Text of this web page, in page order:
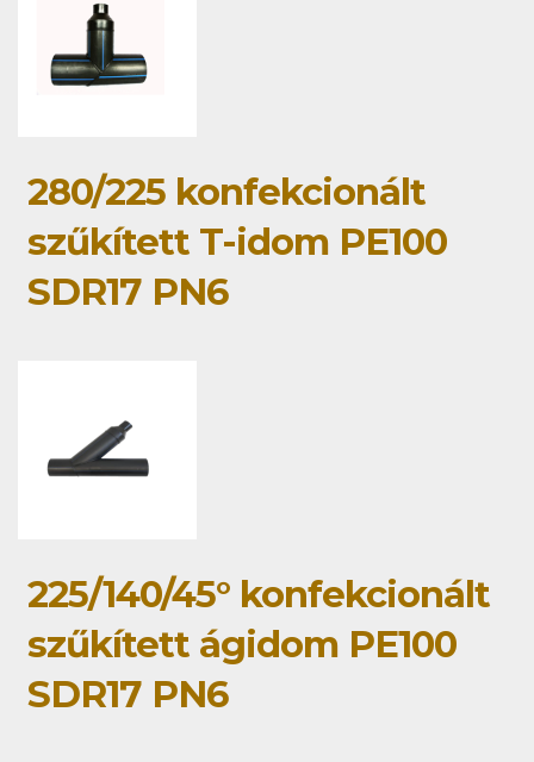
280/225 konfekcionált
szűkített T-idom PE100
SDR17 PN6
225/140/45° konfekcionált
szűkített ágidom PE100
SDR17 PN6